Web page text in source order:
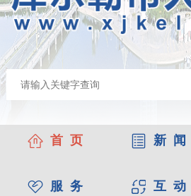
首 页 新 闻
服 务 互 动